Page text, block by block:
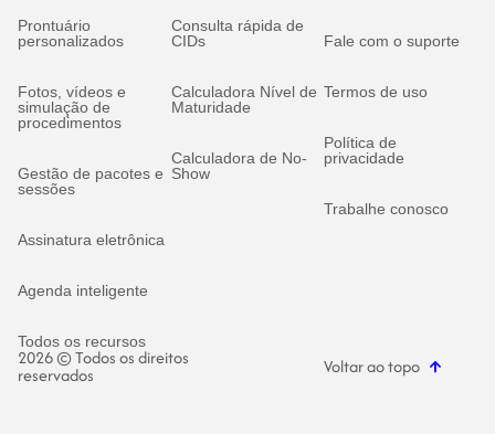
Prontuário
personalizados
Fotos, vídeos e
simulação de
procedimentos
Gestão de pacotes e
sessões
Assinatura eletrônica
Agenda inteligente
Todos os recursos
Consulta rápida de
CIDs
Calculadora Nível de
Maturidade
Calculadora de No-
Show
Fale com o suporte
Termos de uso
Política de
privacidade
Trabalhe conosco
2026 © Todos os direitos
reservados Voltar ao topo